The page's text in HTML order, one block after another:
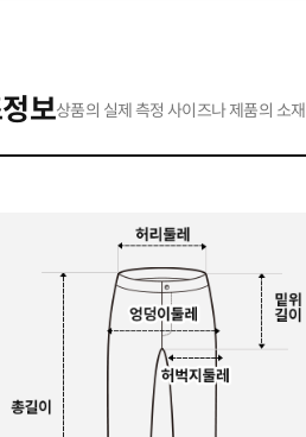
보상품의 실제 측정 사이즈나 제품의 소